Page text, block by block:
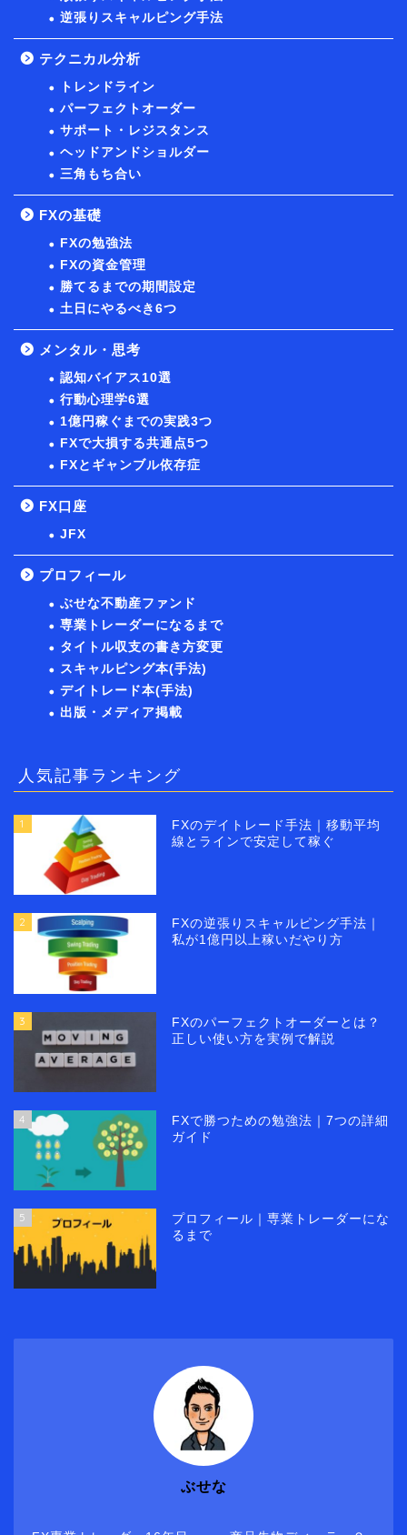
逆張りスキャルピング手法
テクニカル分析
トレンドライン
パーフェクトオーダー
サポート・レジスタンス
ヘッドアンドショルダー
三角もち合い
FXの基礎
FXの勉強法
FXの資金管理
勝てるまでの期間設定
土日にやるべき6つ
メンタル・思考
認知バイアス10選
行動心理学6選
1億円稼ぐまでの実践3つ
FXで大損する共通点5つ
FXとギャンブル依存症
FX口座
JFX
プロフィール
ぶせな不動産ファンド
専業トレーダーになるまで
タイトル収支の書き方変更
スキャルピング本(手法)
デイトレード本(手法)
出版・メディア掲載
人気記事ランキング
1
FXのデイトレード手法｜移動平均
線とラインで安定して稼ぐ
2
FXの逆張りスキャルピング手法｜
私が1億円以上稼いだやり方
3
FXのパーフェクトオーダーとは？
正しい使い方を実例で解説
4
FXで勝つための勉強法｜7つの詳細
ガイド
5
プロフィール｜専業トレーダーにな
るまで
ぶせな